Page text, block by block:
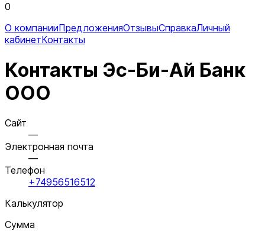
0
О компанииПредложенияОтзывыСправкаЛичный
кабинетКонтакты
Контакты Эс-Би-Ай Банк
ООО
Сайт
—
Электронная почта
—
Телефон
+74956516512
Калькулятор
Сумма